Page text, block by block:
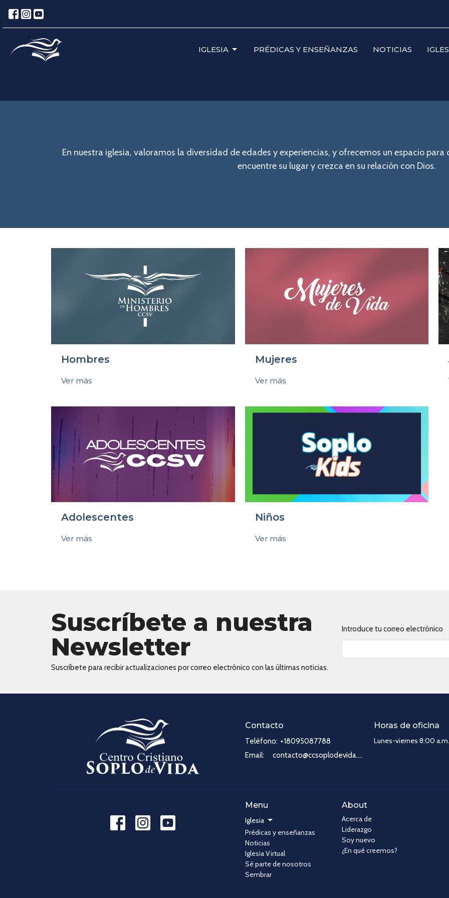
IGLESIA PRÉDICAS Y ENSEÑANZAS NOTICIAS
En nuestra iglesia, valoramos la diversidad de edades y experiencias, y ofrecemos un espacio
encuentre su lugar y crezca en su relación con Dios.
Hombres
Ver más
Mujeres
Ver más
Adolescentes
Ver más
Niños
Ver más
Suscríbete a nuestra
Newsletter
Suscríbete para recibir actualizaciones por correo electrónico con las últimas noticias.
Introduce tu correo electrónico
Contacto
Teléfono: +18095087788
Email: contacto@ccsoplodevida.com
Horas de oficina
Lunes-viernes 8:00
Menu
Iglesia
Prédicas y enseñanzas
Noticias
Iglesia Virtual
Sé parte de nosotros
Sembrar
About
Acerca de
Liderazgo
Soy nuevo
¿En qué creemos?